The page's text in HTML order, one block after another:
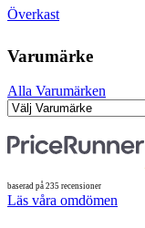
Överkast
Varumärke
Alla Varumärken
baserad på 235 recensioner
Läs våra omdömen